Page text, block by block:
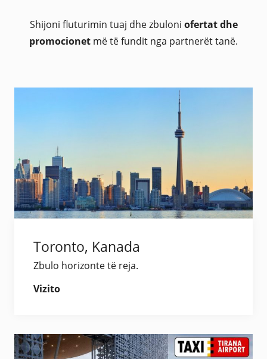
Shijoni fluturimin tuaj dhe zbuloni ofertat dhe
promocionet më të fundit nga partnerët tanë.
Toronto, Kanada
Zbulo horizonte të reja.
Vizito